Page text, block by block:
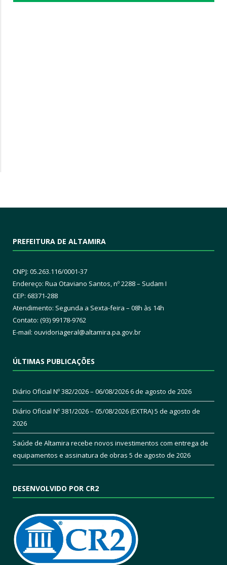
PREFEITURA DE ALTAMIRA
CNPJ: 05.263.116/0001-37
Endereço: Rua Otaviano Santos, nº 2288 – Sudam I
CEP: 68371-288
Atendimento: Segunda a Sexta-feira – 08h às 14h
Contato: (93) 99178-9762
E-mail: ouvidoriageral@altamira.pa.gov.br
ÚLTIMAS PUBLICAÇÕES
Diário Oficial Nº 382/2026 – 06/08/20266 de agosto de 2026
Diário Oficial Nº 381/2026 – 05/08/2026 (EXTRA)5 de agosto de
2026
Saúde de Altamira recebe novos investimentos com entrega de
equipamentos e assinatura de obras 5 de agosto de 2026
DESENVOLVIDO POR CR2